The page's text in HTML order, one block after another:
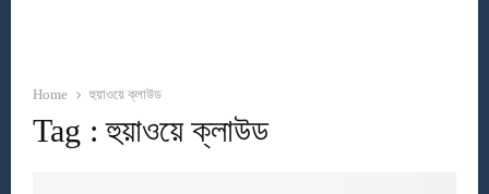
Home হুয়াওয়ে ক্লাউড
Tag : হুয়াওয়ে ক্লাউড